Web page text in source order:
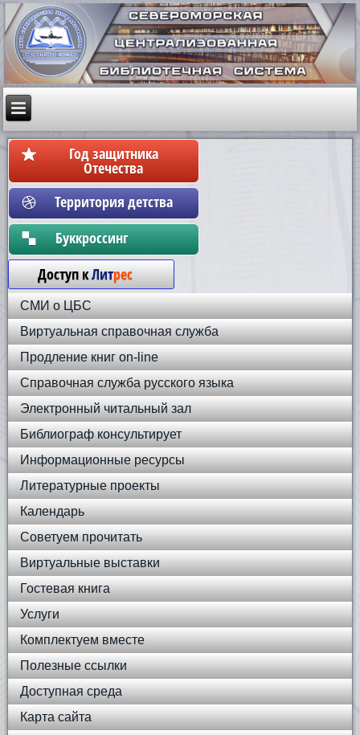
Год защитника
Отечества
Территория детства
Бyккpoccинг
Доступ кЛитрес
СМИ о ЦБС
Виртуальная справочная служба
Продление книг on-line
Справочная служба русского языка
Электронный читальный зал
Библиограф консультирует
Информационные ресурсы
Литературные проекты
Календарь
Советуем прочитать
Виртуальные выставки
Гостевая книга
Услуги
Комплектуем вместе
Полезные ссылки
Доступная среда
Карта сайта